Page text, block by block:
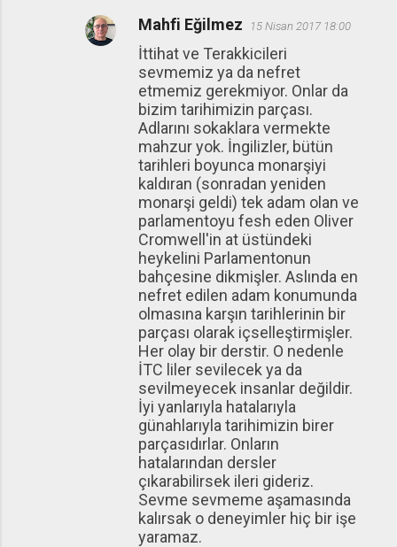
Mahfi Eğilmez 15 Nisan 2017 18:00
İttihat ve Terakkicileri
sevmemiz ya da nefret
etmemiz gerekmiyor. Onlar da
bizim tarihimizin parçası.
Adlarını sokaklara vermekte
mahzur yok. İngilizler, bütün
tarihleri boyunca monarşiyi
kaldıran (sonradan yeniden
monarşi geldi) tek adam olan ve
parlamentoyu fesh eden Oliver
Cromwell'in at üstündeki
heykelini Parlamentonun
bahçesine dikmişler. Aslında en
nefret edilen adam konumunda
olmasına karşın tarihlerinin bir
parçası olarak içselleştirmişler.
Her olay bir derstir. O nedenle
İTC liler sevilecek ya da
sevilmeyecek insanlar değildir.
İyi yanlarıyla hatalarıyla
günahlarıyla tarihimizin birer
parçasıdırlar. Onların
hatalarından dersler
çıkarabilirsek ileri gideriz.
Sevme sevmeme aşamasında
kalırsak o deneyimler hiç bir işe
yaramaz.